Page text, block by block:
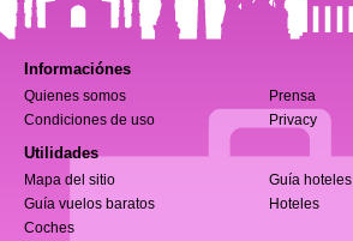
Informaciónes
Quienes somos
Prensa
Condiciones de uso
Privacy
Utilidades
Mapa del sitio
Guía hoteles
Guía vuelos baratos
Hoteles
Coches